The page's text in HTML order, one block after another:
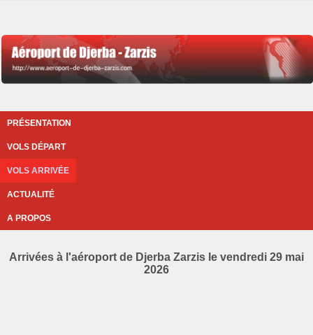
PRÉSENTATION
VOLS DÉPART
VOLS ARRIVÉE
ACTUALITÉ
A PROPOS
Arrivées à l'aéroport de Djerba Zarzis le vendredi 29 mai
2026